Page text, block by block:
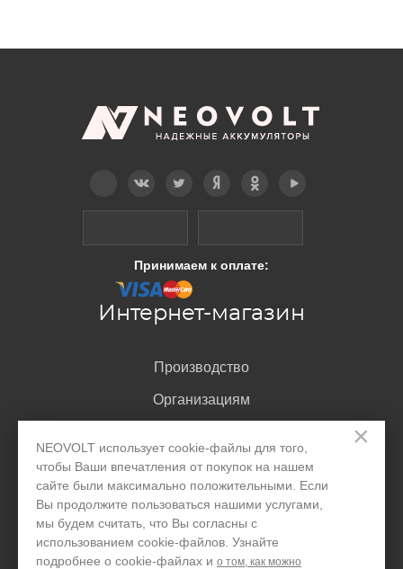
×
NEOVOLT использует cookie-файлы для того,
чтобы Ваши впечатления от покупок на нашем
сайте были максимально положительными. Если
Вы продолжите пользоваться нашими услугами,
мы будем считать, что Вы согласны с
использованием cookie-файлов. Узнайте
подробнее о cookie-файлах и о том, как можно
Принимаем к оплате:
Интернет-магазин
Производство
Организациям
Блог
Покупателю